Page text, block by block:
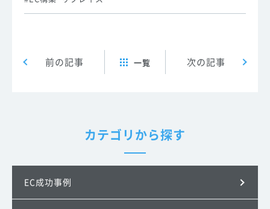
前の記事 一覧 次の記事
カテゴリから探す
EC成功事例